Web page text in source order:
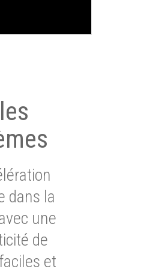
dans la
une
de
et